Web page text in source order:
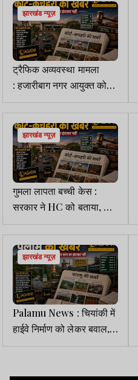
झारखंड न्यूज़
ट्रैफिक अव्यवस्था मामला
: हजारीबाग नगर आयुक्त को
HC का अवमानना नोटिस, 17
तक मांगा जवाब
झारखंड न्यूज़
गुमला लापता बच्ची केस :
सरकार ने HC को बताया,
मुख्य आरोपी का नार्को टेस्ट
अगस्त में गुजरात में होगा
झारखंड न्यूज़
Palamu News : चियांकी में
हाईवे निर्माण को लेकर बवाल,
प्रशासनिक टीम व ग्रामीणों में